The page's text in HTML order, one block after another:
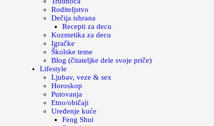
Roditeljstvo
Dečija ishrana
Recepti za decu
Kozmetika za decu
Igračke
Školske teme
Blog (čitateljke dele svoje priče)
Lifestyle
Ljubav, veze & sex
Horoskop
Putovanja
Etno/običaji
Uređenje kuće
Feng Shui